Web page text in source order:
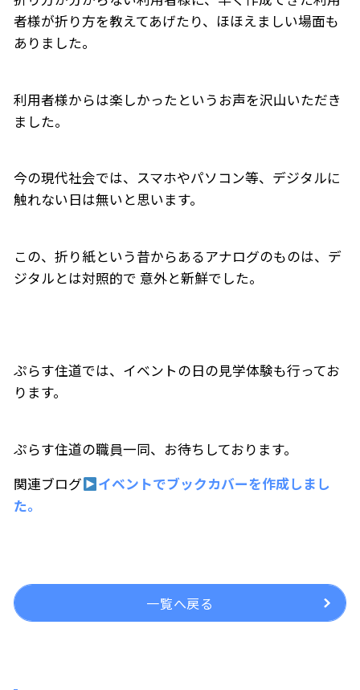
者様が折り方を教えてあげたり、ほほえましい場面も
ありました。
利用者様からは楽しかったというお声を沢山いただき
ました。
今の現代社会では、スマホやパソコン等、デジタルに
触れない日は無いと思います。
この、折り紙という昔からあるアナログのものは、デ
ジタルとは対照的で 意外と新鮮でした。
ぷらす住道では、イベントの日の見学体験も行ってお
ります。
ぷらす住道の職員一同、お待ちしております。
関連ブログ
イベントでブックカバーを作成しまし
た。
一覧へ戻る